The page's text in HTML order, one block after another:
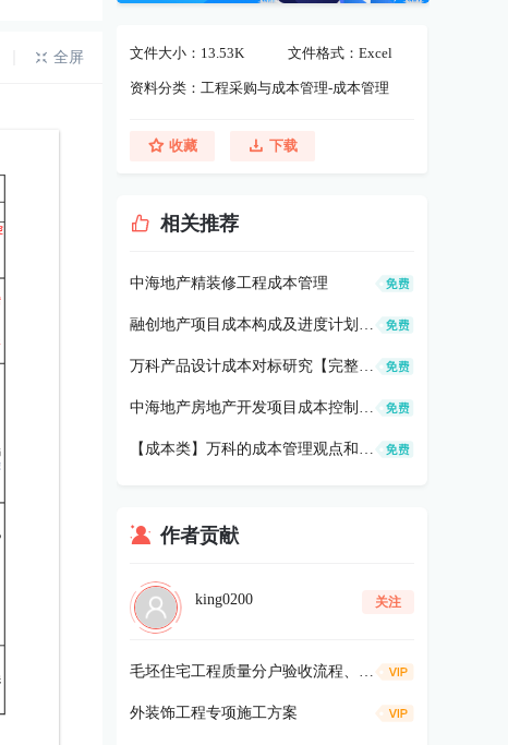
全屏 文件大小：13.53K 文件格式：Excel
资料分类：工程采购与成本管理-成本管理
收藏 下载
相关推荐
中海地产精装修工程成本管理
融创地产项目成本构成及进度计划的制定思考
万科产品设计成本对标研究【完整版】
中海地产房地产开发项目成本控制的几个重点阶段
【成本类】万科的成本管理观点和选择
作者贡献
king0200 关注
毛坯住宅工程质量分户验收流程、仪器工具及方法要求
外装饰工程专项施工方案